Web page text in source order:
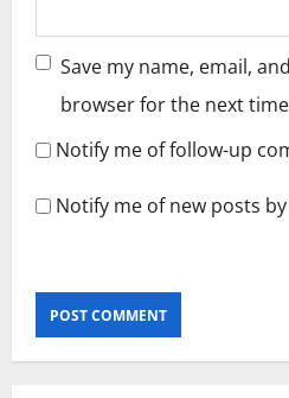
Save my name, email,
browser for the next
Notify me of follow-up
Notify me of new posts